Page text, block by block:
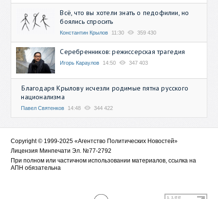
Всё, что вы хотели знать о педофилии, но
боялись спросить
Константин Крылов 11:30 359 430
Серебренников: режиссерская трагедия
Игорь Караулов 14:50 347 403
Благодаря Крылову исчезли родимые пятна русского
национализма
Павел Святенков 14:48 344 422
Copyright © 1999-2025 «Агентство Политических Новостей»
Лицензия Минпечати Эл. №77-2792
При полном или частичном использовании материалов, ссылка на
АПН обязательна